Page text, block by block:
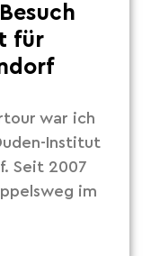
für
war ich
Institut
Seit 2007
im